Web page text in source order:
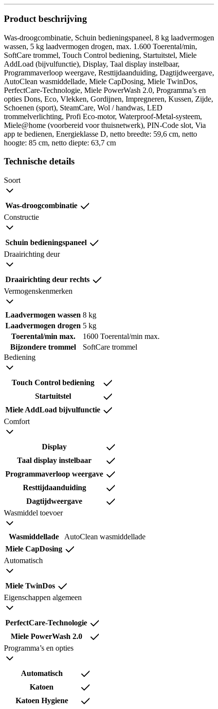
Product beschrijving
Was-droogcombinatie, Schuin bedieningspaneel, 8 kg laadvermogen
wassen, 5 kg laadvermogen drogen, max. 1.600 Toerental/min,
SoftCare trommel, Touch Control bediening, Startuitstel, Miele
AddLoad (bijvulfunctie), Display, Taal display instelbaar,
Programmaverloop weergave, Resttijdaanduiding, Dagtijdweergave,
AutoClean wasmiddellade, Miele CapDosing, Miele TwinDos,
PerfectCare-Technologie, Miele PowerWash 2.0, Programma’s en
opties Dons, Eco, Vlekken, Gordijnen, Impregneren, Kussen, Zijde,
Schoenen (sport), SteamCare, Wol / handwas, LED
trommelverlichting, Profi Eco-motor, Waterproof-Metal-systeem,
Miele@home (voorbereid voor thuisnetwerk), PIN-Code slot, Via
app te bedienen, Energieklasse D, netto breedte: 59,6 cm, netto
hoogte: 85 cm, netto diepte: 63,7 cm
Technische details
Soort
Was-droogcombinatie
Constructie
Schuin bedieningspaneel
Draairichting deur
Draairichting deur rechts
Vermogenskenmerken
Laadvermogen wassen 8 kg
Laadvermogen drogen 5 kg
Toerental/min max.
1600 Toerental/min max.
Bijzondere trommel
SoftCare trommel
Bediening
Touch Control bediening
Startuitstel
Miele AddLoad bijvulfunctie
Comfort
Display
Taal display instelbaar
Programmaverloop weergave
Resttijdaanduiding
Dagtijdweergave
Wasmiddel toevoer
Wasmiddellade
AutoClean wasmiddellade
Miele CapDosing
Automatisch
Miele TwinDos
Eigenschappen algemeen
PerfectCare-Technologie
Miele PowerWash 2.0
Programma’s en opties
Automatisch
Katoen
Katoen Hygiene